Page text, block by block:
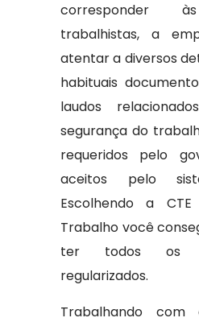
corresponder
trabalhistas, a
atentar a diversos
habituais
laudos
segurança do
requeridos pelo
aceitos pelo
Escolhendo a
Trabalho você
ter todos os
regularizados.
Trabalhando